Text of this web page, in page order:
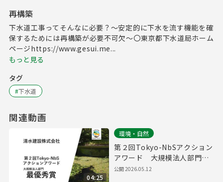
再構築
下水道工事ってそんなに必要？～安定的に下水を流す機能を確
保するためには再構築が必要不可欠～〇東京都下水道局ホーム
ページhttps://www.gesui.me...
もっと見る
タグ
#下水道
関連動画
04:25
環境・自然
第２回Tokyo-NbSアクション
アワード 大規模法人部門
最優秀賞取組紹介（清水建設
公開2026.05.12